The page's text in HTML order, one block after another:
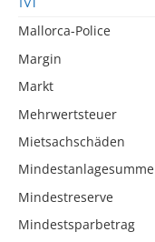
Mallorca-Police
Margin
Markt
Mehrwertsteuer
Mietsachschäden
Mindestanlagesumme
Mindestreserve
Mindestsparbetrag